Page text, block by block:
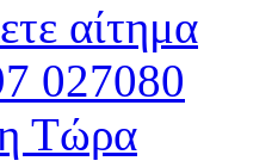
αίτημα
027080
Τώρα